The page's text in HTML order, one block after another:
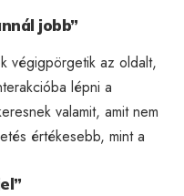
jobb”
végigpörgetik az oldalt,
lépni a
valamit, amit nem
értékesebb, mint a